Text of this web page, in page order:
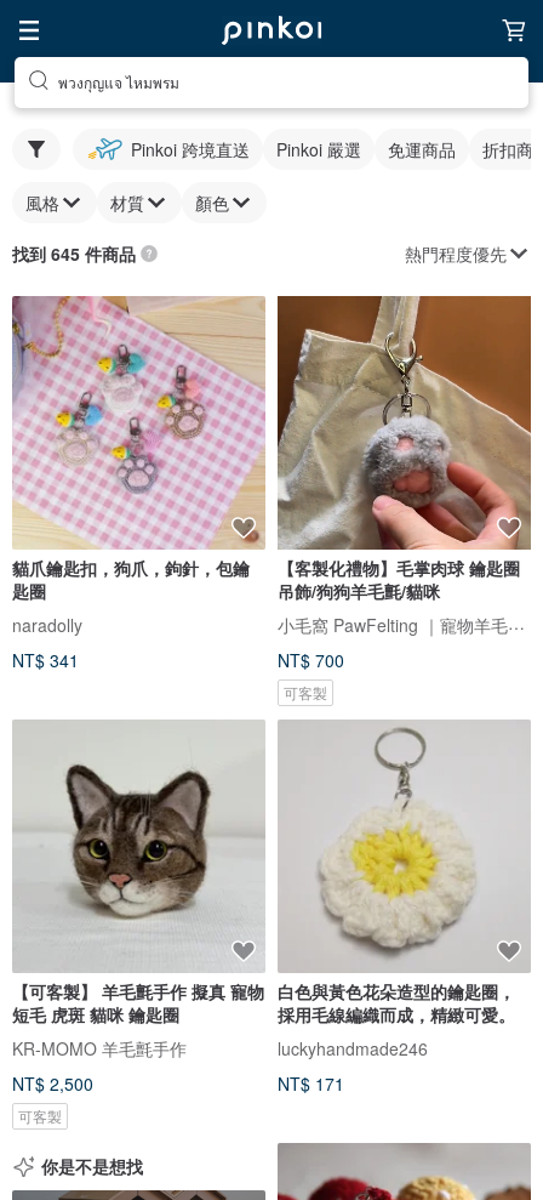
พวงกุญแจ ไหมพรม
Pinkoi 跨境直送 Pinkoi 嚴選 免運商品 折扣商
風格 材質 顏色
找到 645 件商品 熱門程度優先
貓爪鑰匙扣，狗爪，鉤針，包鑰
匙圈
naradolly
NT$ 341
【客製化禮物】毛掌肉球 鑰匙圈
吊飾/狗狗羊毛氈/貓咪
小毛窩 PawFelting ｜寵物羊毛氈手作
NT$ 700
可客製
【可客製】 羊毛氈手作 擬真 寵物
短毛 虎斑 貓咪 鑰匙圈
KR-MOMO 羊毛氈手作
NT$ 2,500
可客製
白色與黃色花朵造型的鑰匙圈，
採用毛線編織而成，精緻可愛。
luckyhandmade246
NT$ 171
你是不是想找